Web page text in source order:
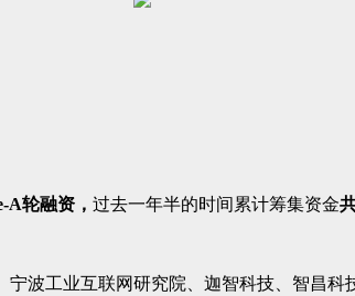
A轮融资， 过去一年半的时间累计筹集资金
波工业互联网研究院、迦智科技、智昌科